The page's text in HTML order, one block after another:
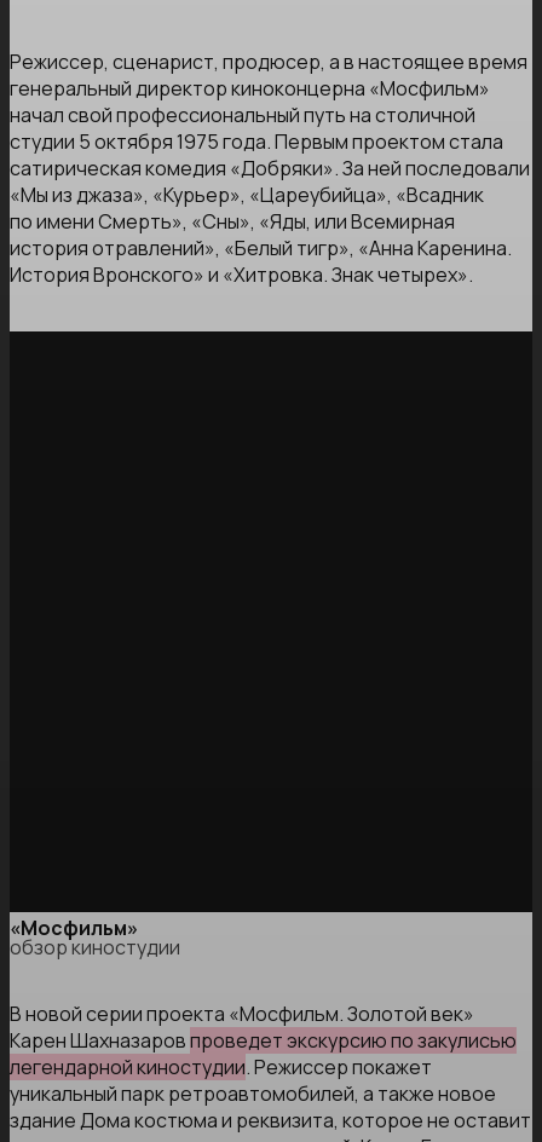
Режиссер, сценарист, продюсер, а в настоящее время
генеральный директор киноконцерна «Мосфильм»
начал свой профессиональный путь на столичной
студии 5 октября 1975 года. Первым проектом стала
сатирическая комедия «Добряки». За ней последовали
«Мы из джаза», «Курьер», «Цареубийца», «Всадник
по имени Смерть», «Сны», «Яды, или Всемирная
история отравлений», «Белый тигр», «Анна Каренина.
История Вронского» и «Хитровка. Знак четырех».
«Мосфильм»
обзор киностудии
В новой серии проекта «Мосфильм. Золотой век»
Карен Шахназаровпроведет экскурсию по закулисью
легендарной киностудии. Режиссер покажет
уникальный парк ретроавтомобилей, а также новое
здание Дома костюма и реквизита, которое не оставит